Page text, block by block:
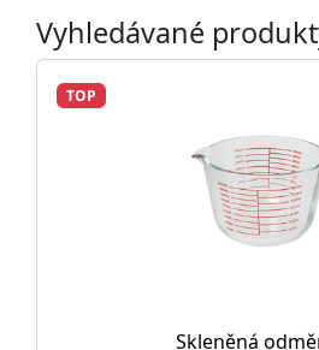
Vyhledávané
TOP
Skleněná